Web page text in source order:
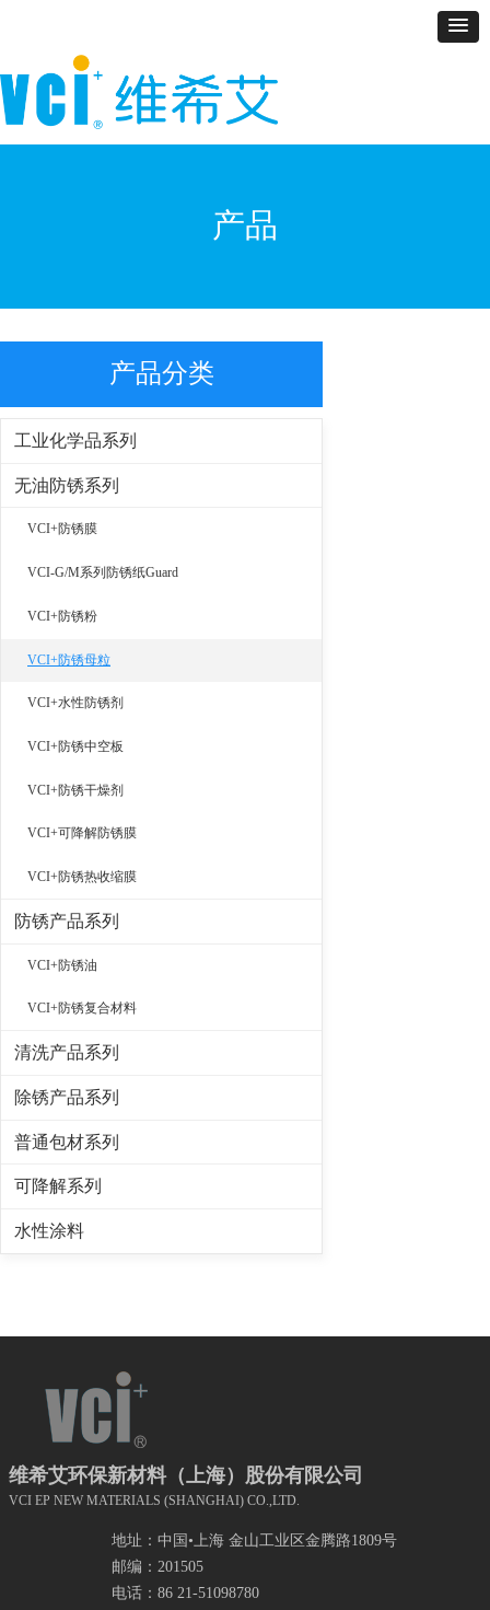
产品
产品分类
工业化学品系列
无油防锈系列
VCI+防锈膜
VCI-G/M系列防锈纸Guard
VCI+防锈粉
VCI+防锈母粒
VCI+水性防锈剂
VCI+防锈中空板
VCI+防锈干燥剂
VCI+可降解防锈膜
VCI+防锈热收缩膜
防锈产品系列
VCI+防锈油
VCI+防锈复合材料
清洗产品系列
除锈产品系列
普通包材系列
可降解系列
水性涂料
地址：中国•上海 金山工业区金腾路1809号
邮编：201505
电话：86 21-51098780
维希艾环保新材料（上海）股份有限公司
VCI EP NEW MATERIALS (SHANGHAI) CO.,LTD.